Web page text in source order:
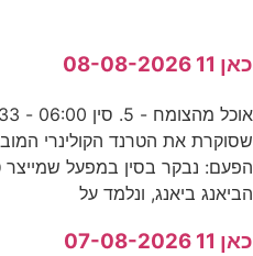
כאן 11 08-08-2026
שסוקרת את הטרנד הקולינרי
הפעם: נבקר בסין במפעל שמייצר
הביאנג ביאנג, ונלמד על
כאן 11 07-08-2026